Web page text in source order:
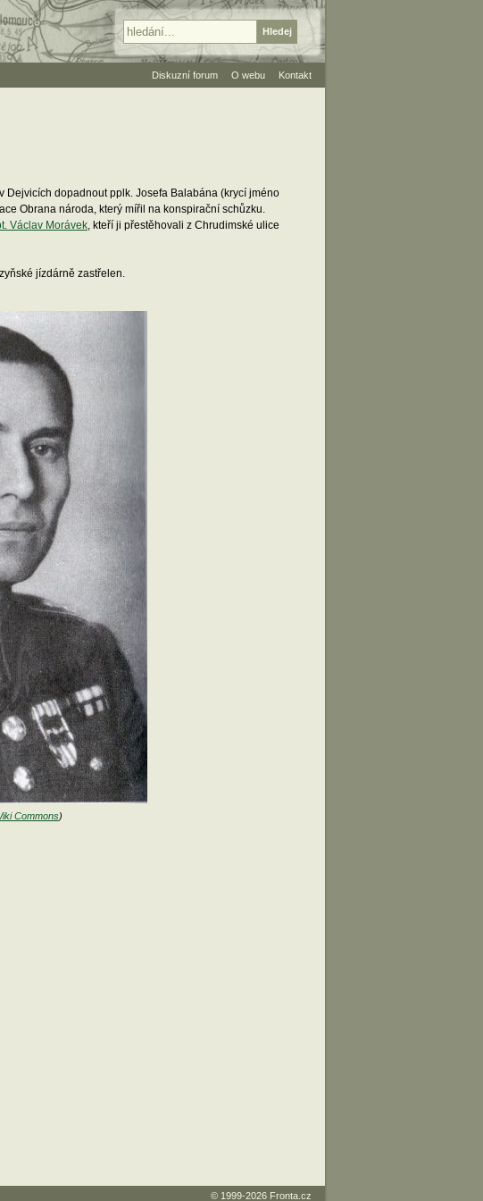
Dejvicích dopadnout pplk. Josefa Balabána (krycí jméno
Obrana národa, který mířil na konspirační schůzku.
Václav Morávek, kteří ji přestěhovali z Chrudimské ulice
jízdárně zastřelen.
Commons)
Diskuzní forum O webu Kontakt
© 1999-2026 Fronta.cz